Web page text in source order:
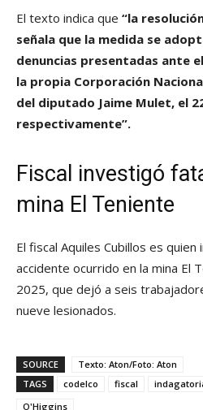
El texto indica que “la
señala que la medida se
denuncias presentadas ante
la propia Corporación
del diputado Jaime Mulet, el
respectivamente”.
Fiscal investigó
mina El Teniente
El fiscal Aquiles Cubillos es
accidente ocurrido en la mina El
2025, que dejó a seis
nueve lesionados.
SOURCE
Texto: Aton/Foto: Aton
TAGS
codelco fiscal
O'Higgins